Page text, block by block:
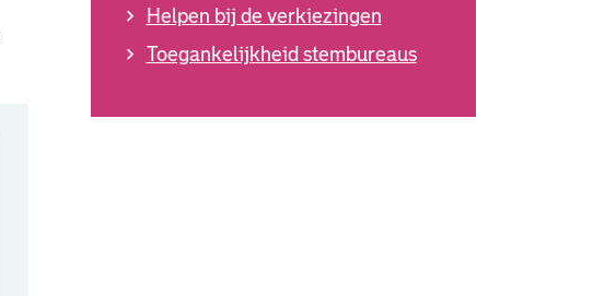
Helpen bij de verkiezingen
Toegankelijkheid stembureaus